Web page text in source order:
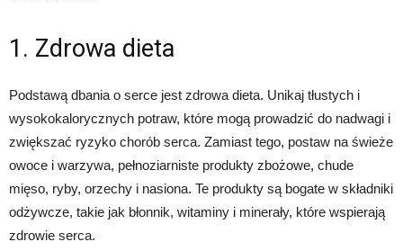
1. Zdrowa dieta
Podstawą dbania o serce jest zdrowa dieta. Unikaj tłustych i
wysokokalorycznych potraw, które mogą prowadzić do nadwagi i
zwiększać ryzyko chorób serca. Zamiast tego, postaw na świeże
owoce i warzywa, pełnoziarniste produkty zbożowe, chude
mięso, ryby, orzechy i nasiona. Te produkty są bogate w składniki
odżywcze, takie jak błonnik, witaminy i minerały, które wspierają
zdrowie serca.